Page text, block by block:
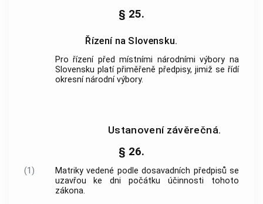
§ 25.
Řízení na Slovensku.
Pro řízení před místními národními výbory na
Slovensku platí přiměřeně předpisy, jimiž se řídí
okresní národní výbory.
Ustanovení závěrečná.
§ 26.
(1)
Matriky vedené podle dosavadních předpisů se
uzavřou ke dni počátku účinnosti tohoto
zákona.